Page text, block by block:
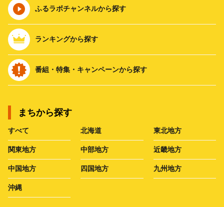
ふるラボチャンネルから探す
ランキングから探す
番組・特集・キャンペーンから探す
まちから探す
すべて 北海道 東北地方
関東地方 中部地方 近畿地方
中国地方 四国地方 九州地方
沖縄